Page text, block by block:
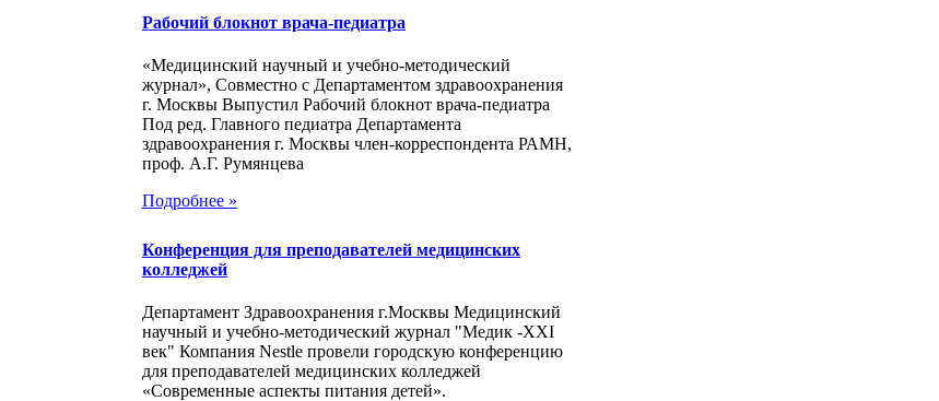
Рабочий блокнот врача-педиатра
«Медицинский научный и учебно-методический
журнал», Совместно с Департаментом здравоохранения
г. Москвы Выпустил Рабочий блокнот врача-педиатра
Под ред. Главного педиатра Департамента
здравоохранения г. Москвы член-корреспондента РАМН,
проф. А.Г. Румянцева
Подробнее »
Конференция для преподавателей медицинских
колледжей
Департамент Здравоохранения г.Москвы Медицинский
научный и учебно-методический журнал "Медик -ХХI
век" Компания Nestle провели городскую конференцию
для преподавателей медицинских колледжей
«Современные аспекты питания детей».